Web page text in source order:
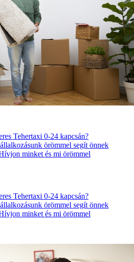
Tehertaxi 0-24 kapcsán?
örömmel segít önnek
minket és mi örömmel
Tehertaxi 0-24 kapcsán?
örömmel segít önnek
minket és mi örömmel